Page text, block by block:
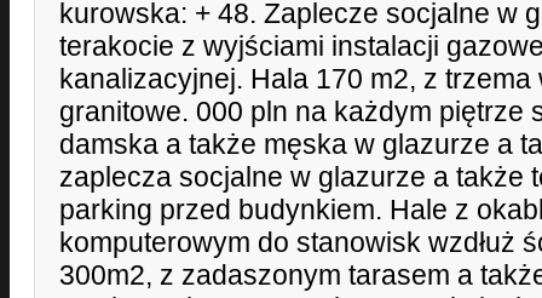
kurowska: + 48. Zaplecze socjalne w
terakocie z wyjściami instalacji
kanalizacyjnej. Hala 170 m2, z
granitowe. 000 pln na każdym piętrze
damska a także męska w glazurze a
zaplecza socjalne w glazurze a także
parking przed budynkiem. Hale z
komputerowym do stanowisk wzdłuż
300m2, z zadaszonym tarasem a